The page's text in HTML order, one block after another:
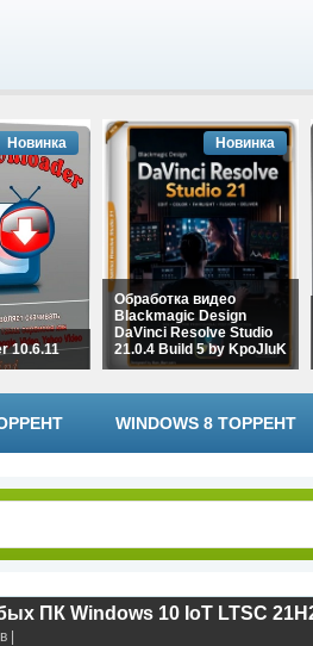
10.6.11
Новинка
Обработка видео
Blackmagic Design
DaVinci Resolve Studio
21.0.4 Build 5 by KpoJIuK
Новинка
WINDOWS 8 ТОРРЕНТ
ПК Windows 10 IoT LTSC
|